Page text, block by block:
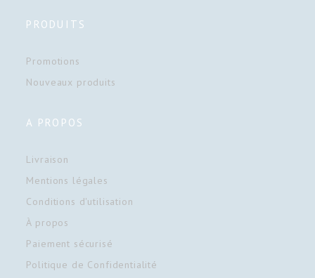
PRODUITS
Promotions
Nouveaux produits
A PROPOS
Livraison
Mentions légales
Conditions d'utilisation
À propos
Paiement sécurisé
Politique de Confidentialité